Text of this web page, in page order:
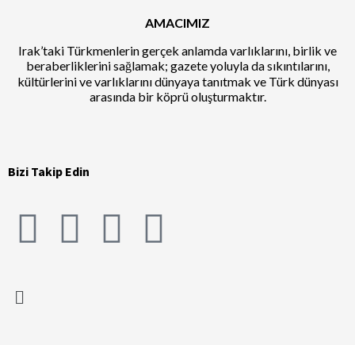
AMACIMIZ
Irak’taki Türkmenlerin gerçek anlamda varlıklarını, birlik ve
beraberliklerini sağlamak; gazete yoluyla da sıkıntılarını,
kültürlerini ve varlıklarını dünyaya tanıtmak ve Türk dünyası
arasında bir köprü oluşturmaktır.
Bizi Takip Edin